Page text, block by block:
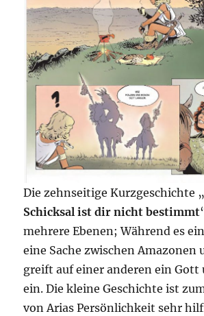
Die zehnseitige Kurzgeschichte
Schicksal ist dir nicht bestimmt
mehrere Ebenen; Während es
eine Sache zwischen Amazonen
greift auf einer anderen ein
ein. Die kleine Geschichte ist
von Arias Persönlichkeit sehr